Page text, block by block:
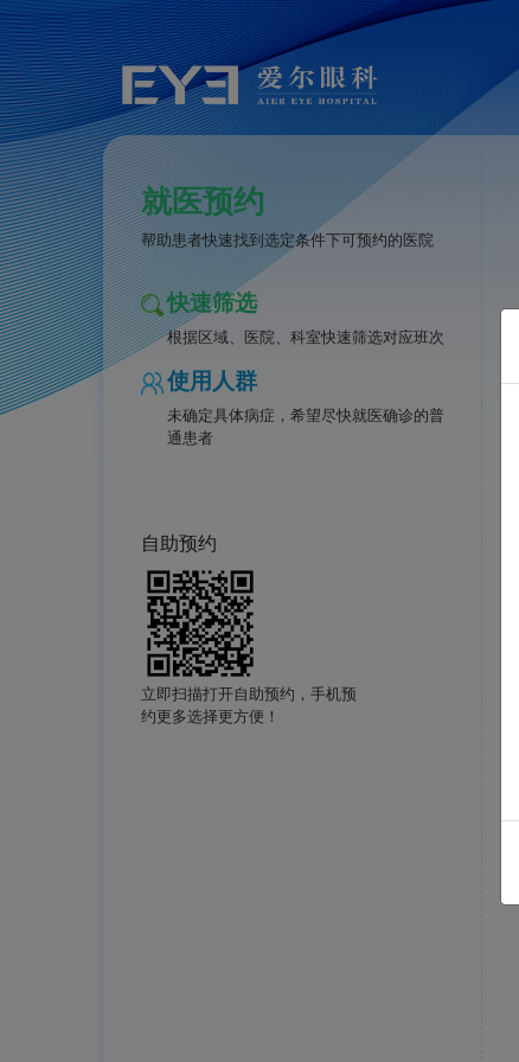
就医预约
帮助患者快速找到选定条件下可预约的医院
快速筛选
根据区域、医院、科室快速筛选对应班次
使用人群
未确定具体病症，希望尽快就医确诊的普
通患者
自助预约
立即扫描打开自助预约，手机预
约更多选择更方便！